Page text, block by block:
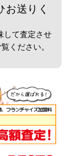
33,000円
2026/08/02
28,500円
2026/08/02
62,000円
送りく
して査定させ
ください。